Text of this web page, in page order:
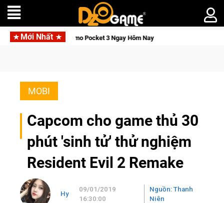
Mới Nhất
Săn DJI Osmo Pocket 3 Ngay Hôm Nay
MOBI
Capcom cho game thủ 30
phút 'sinh tử' thử nghiệm
Resident Evil 2 Remake
Hy
09/01/2019
16:30:00
Nguồn: Thanh
Niên